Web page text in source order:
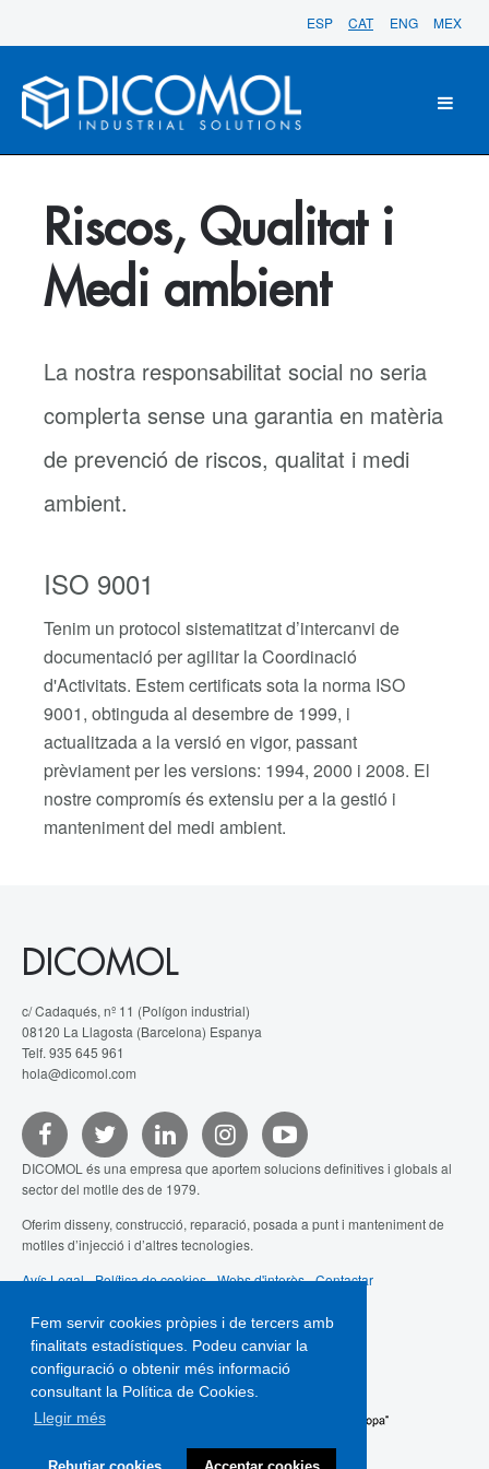
Fem servir cookies pròpies i de tercers amb
finalitats estadístiques. Podeu canviar la
configuració o obtenir més informació
consultant la Política de Cookies.
Llegir més
ESP CAT ENG MEX
Riscos, Qualitat i
Medi ambient
La nostra responsabilitat social no seria
complerta sense una garantia en matèria
de prevenció de riscos, qualitat i medi
ambient.
ISO 9001
Tenim un protocol sistematitzat d’intercanvi de
documentació per agilitar la Coordinació
d'Activitats. Estem certificats sota la norma ISO
9001, obtinguda al desembre de 1999, i
actualitzada a la versió en vigor, passant
prèviament per les versions: 1994, 2000 i 2008. El
nostre compromís és extensiu per a la gestió i
manteniment del medi ambient.
DICOMOL
c/ Cadaqués, nº 11 (Polígon industrial)
08120 La Llagosta (Barcelona) Espanya
Telf. 935 645 961
hola@dicomol.com
DICOMOL és una empresa que aportem solucions definitives i globals al
sector del motlle des de 1979.
Oferim disseny, construcció, reparació, posada a punt i manteniment de
motlles d’injecció i d’altres tecnologies.
Avís Legal-Política de cookies-Webs d'interès-Contactar